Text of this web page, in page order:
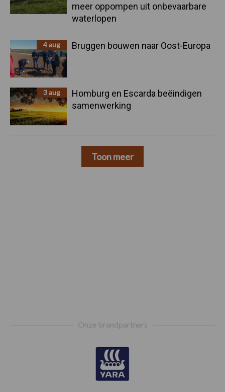
meer oppompen uit onbevaarbare
waterlopen
4 aug Bruggen bouwen naar Oost-Europa
3 aug
Homburg en Escarda beëindigen
samenwerking
Toon meer
Onze brandpartners